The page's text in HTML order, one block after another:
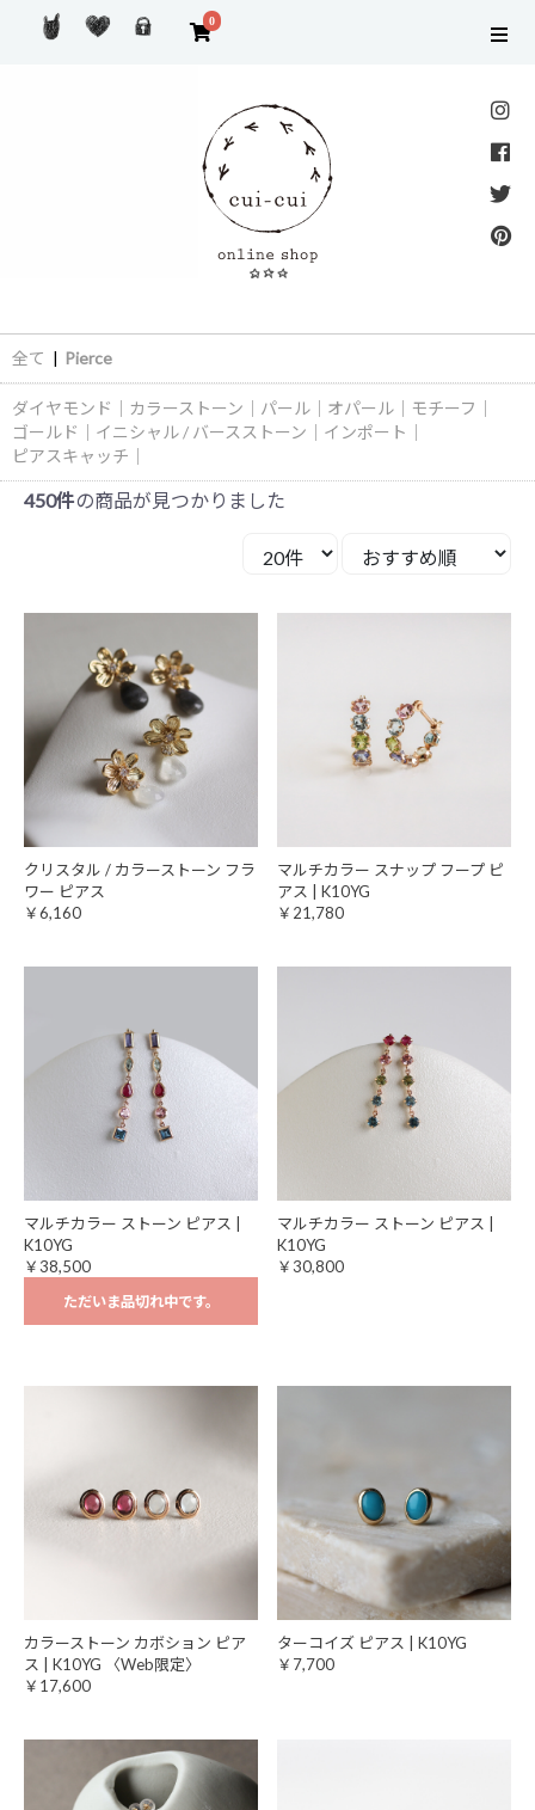
0
全て | Pierce
ダイヤモンド カラーストーン パール オパール モチーフ
ゴールド
イニシャル / バースストーン インポート
ピアスキャッチ
450件の商品が見つかりました
クリスタル / カラーストーン フラ
ワー ピアス
￥6,160
マルチカラー スナップ フープ ピ
アス | K10YG
￥21,780
マルチカラー ストーン ピアス |
K10YG
￥38,500
ただいま品切れ中です。
マルチカラー ストーン ピアス |
K10YG
￥30,800
カラーストーン カボション ピア
ス | K10YG 〈Web限定〉
￥17,600
ターコイズ ピアス | K10YG
￥7,700